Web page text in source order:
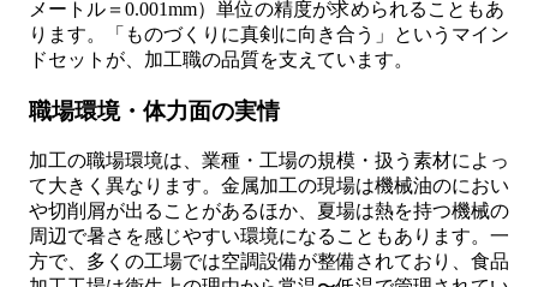
メートル＝0.001mm）単位の精度が求められることもあ
ります。「ものづくりに真剣に向き合う」というマイン
ドセットが、加工職の品質を支えています。
職場環境・体力面の実情
加工の職場環境は、業種・工場の規模・扱う素材によっ
て大きく異なります。金属加工の現場は機械油のにおい
や切削屑が出ることがあるほか、夏場は熱を持つ機械の
周辺で暑さを感じやすい環境になることもあります。一
方で、多くの工場では空調設備が整備されており、食品